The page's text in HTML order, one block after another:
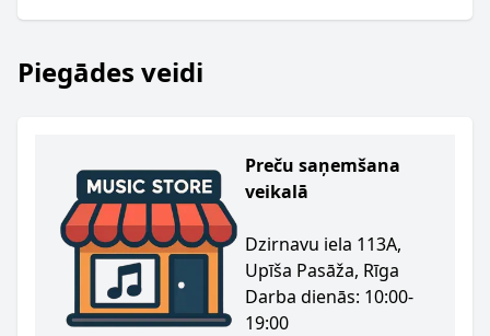
Piegādes veidi
Preču saņemšana
veikalā
Dzirnavu iela 113A,
Upīša Pasāža, Rīga
Darba dienās: 10:00-
19:00